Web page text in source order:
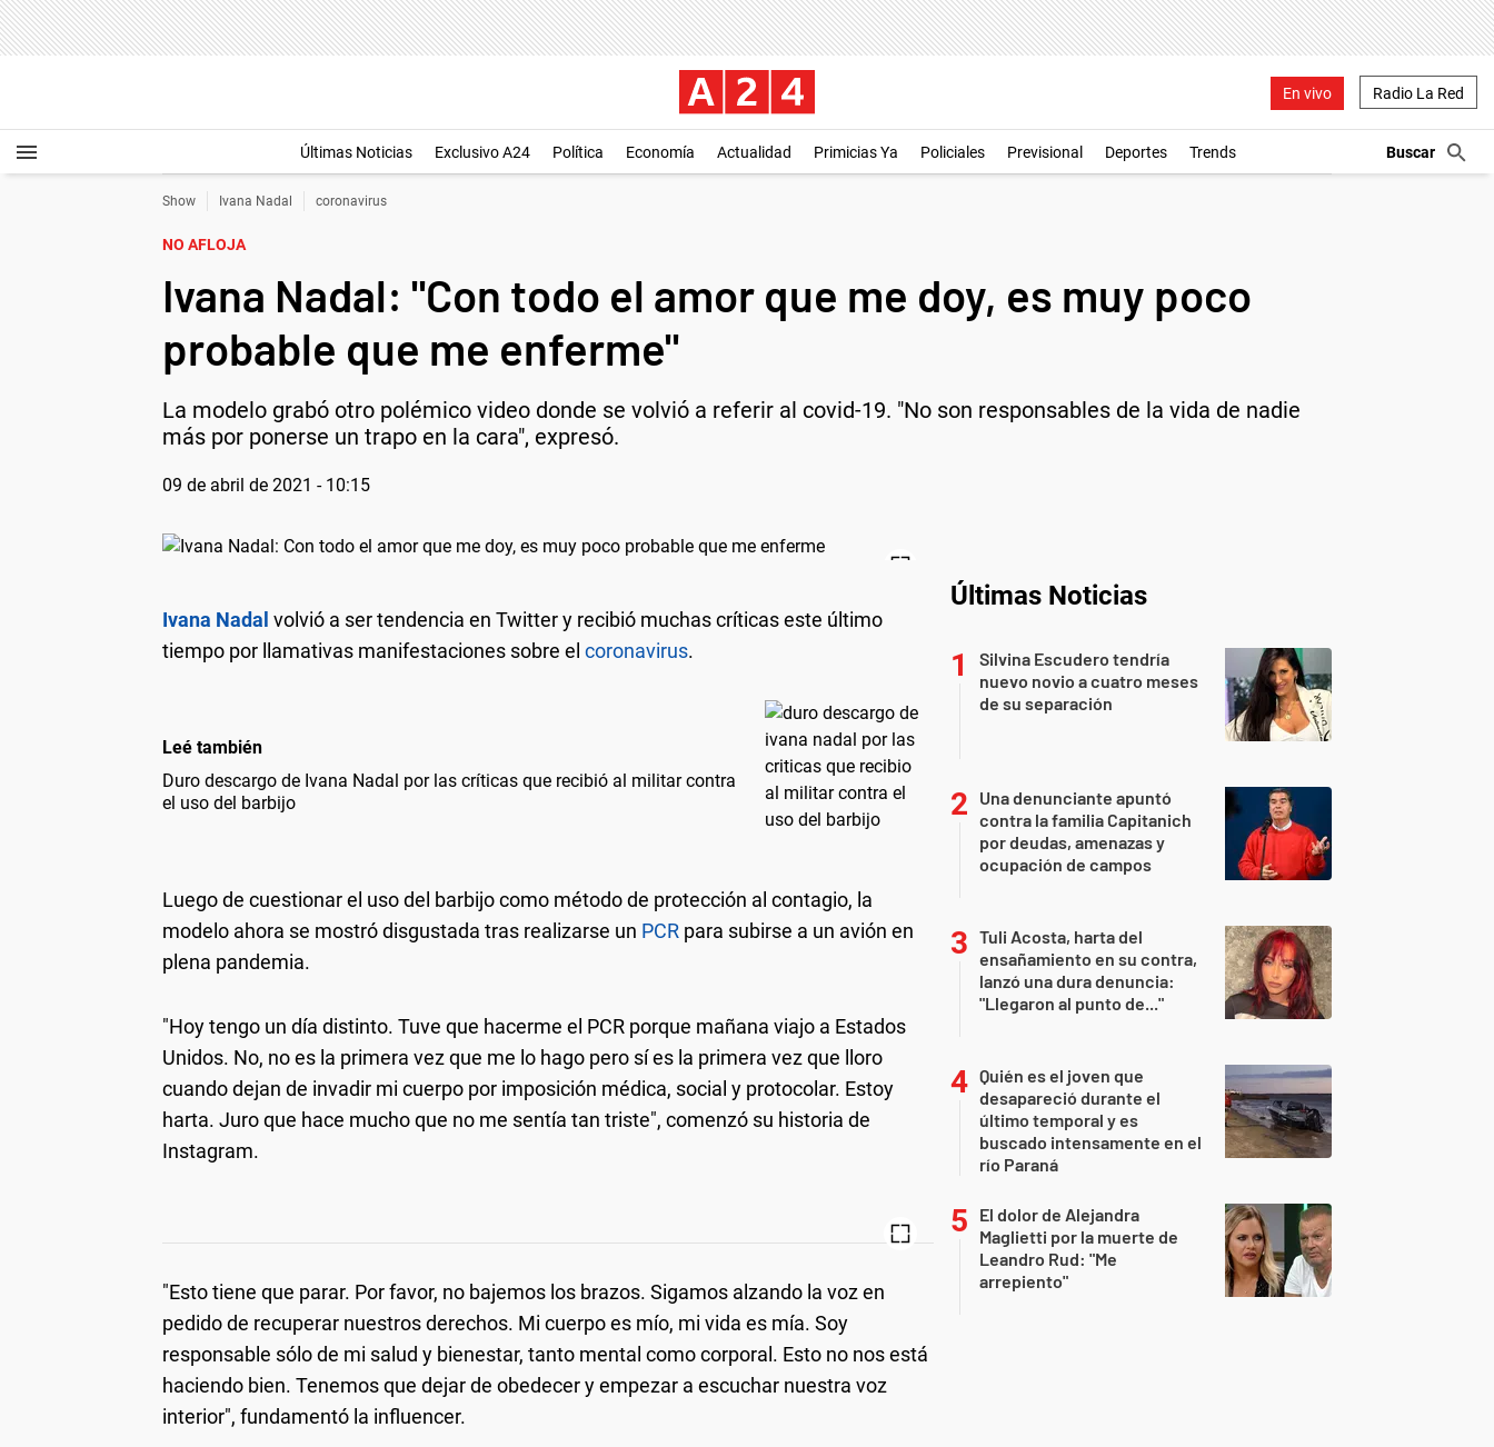
En vivo Radio La Red
Últimas Noticias Exclusivo A24 Política Economía Actualidad Primicias Ya Policiales Previsional Deportes Trends
Show Ivana Nadal coronavirus
NO AFLOJA
Ivana Nadal: "Con todo el amor que me doy, es muy poco
probable que me enferme"
La modelo grabó otro polémico video donde se volvió a referir al covid-19. "No son responsables de la vida de nadie
más por ponerse un trapo en la cara", expresó.
09 de abril de 2021 - 10:15
Ivana Nadal volvió a ser tendencia en Twitter y recibió muchas críticas este último
tiempo por llamativas manifestaciones sobre el coronavirus.
Leé también
Duro descargo de Ivana Nadal por las críticas que recibió al militar contra
el uso del barbijo
Luego de cuestionar el uso del barbijo como método de protección al contagio, la
modelo ahora se mostró disgustada tras realizarse un PCR para subirse a un avión en
plena pandemia.
"Hoy tengo un día distinto. Tuve que hacerme el PCR porque mañana viajo a Estados
Unidos. No, no es la primera vez que me lo hago pero sí es la primera vez que lloro
cuando dejan de invadir mi cuerpo por imposición médica, social y protocolar. Estoy
harta. Juro que hace mucho que no me sentía tan triste", comenzó su historia de
Instagram.
"Esto tiene que parar. Por favor, no bajemos los brazos. Sigamos alzando la voz en
pedido de recuperar nuestros derechos. Mi cuerpo es mío, mi vida es mía. Soy
responsable sólo de mi salud y bienestar, tanto mental como corporal. Esto no nos está
haciendo bien. Tenemos que dejar de obedecer y empezar a escuchar nuestra voz
interior", fundamentó la influencer.
Últimas Noticias
Silvina Escudero tendría
nuevo novio a cuatro meses
de su separación
Una denunciante apuntó
contra la familia Capitanich
por deudas, amenazas y
ocupación de campos
Tuli Acosta, harta del
ensañamiento en su contra,
lanzó una dura denuncia:
"Llegaron al punto de..."
Quién es el joven que
desapareció durante el
último temporal y es
buscado intensamente en el
río Paraná
El dolor de Alejandra
Maglietti por la muerte de
Leandro Rud: "Me
arrepiento"